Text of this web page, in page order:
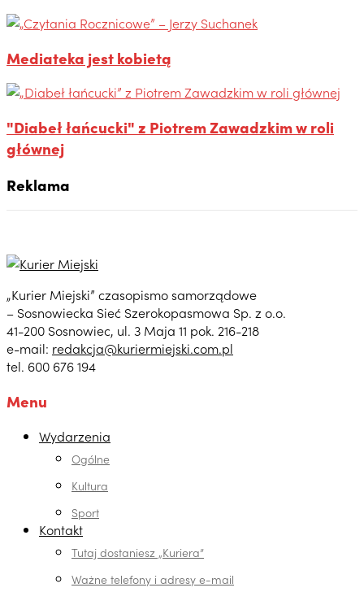
Mediateka jest kobietą
"Diabeł łańcucki" z Piotrem Zawadzkim w roli
głównej
Reklama
„Kurier Miejski” czasopismo samorządowe
– Sosnowiecka Sieć Szerokopasmowa Sp. z o.o.
41-200 Sosnowiec, ul. 3 Maja 11 pok. 216-218
e-mail: redakcja@kuriermiejski.com.pl
tel. 600 676 194
Menu
Wydarzenia
Ogólne
Kultura
Sport
Kontakt
Tutaj dostaniesz „Kuriera”
Ważne telefony i adresy e-mail